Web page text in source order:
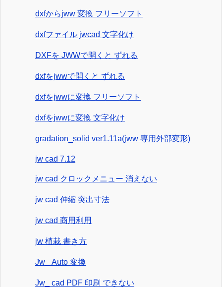
dxfからjww 変換 フリーソフト
dxfファイル jwcad 文字化け
DXFを JWWで開くと ずれる
dxfをjwwで開くと ずれる
dxfをjwwに変換 フリーソフト
dxfをjwwに変換 文字化け
gradation_solid ver1.11a(jww 専用外部変形)
jw cad 7.12
jw cad クロックメニュー 消えない
jw cad 伸縮 突出寸法
jw cad 商用利用
jw 植栽 書き方
Jw_ Auto 変換
Jw_ cad PDF 印刷 できない